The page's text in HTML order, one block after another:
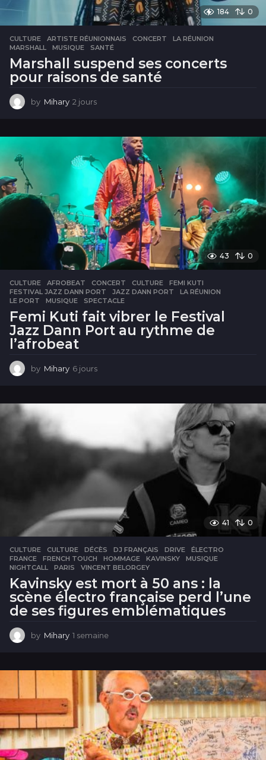
184 0
CULTURE ARTISTE RÉUNIONNAIS ,CONCERT ,LA RÉUNION
MARSHALL
,MUSIQUE ,SANTÉ
Marshall suspend ses concerts
pour raisons de santé
by Mihary 2 jours
u
s
43 0
CULTURE AFROBEAT ,CONCERT ,CULTURE ,FEMI KUTI
FESTIVAL JAZZ DANN PORT
,JAZZ DANN PORT ,LA RÉUNION
LE PORT
,MUSIQUE ,SPECTACLE
Femi Kuti fait vibrer le Festival
Jazz Dann Port au rythme de
l’afrobeat
by Mihary 6 jours
u
41 0
CULTURE CULTURE ,DÉCÈS ,DJ FRANÇAIS ,DRIVE ,ÉLECTRO
FRANCE
,FRENCH TOUCH ,HOMMAGE ,KAVINSKY ,MUSIQUE
NIGHTCALL
,PARIS ,VINCENT BELORGEY
Kavinsky est mort à 50 ans : la
scène électro française perd l’une
de ses figures emblématiques
by Mihary 1 semaine
m
a
i
n
e